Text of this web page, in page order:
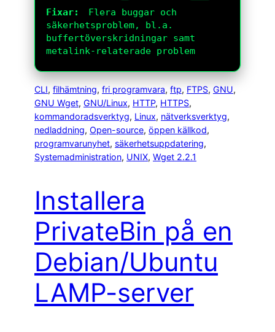
Fixar:
Flera buggar och
säkerhetsproblem, bl.a.
buffertöverskridningar samt
metalink-relaterade problem
CLI, filhämtning, fri programvara, ftp, FTPS, GNU
GNU Wget, GNU/Linux, HTTP, HTTPS
kommandoradsverktyg, Linux, nätverksverktyg
nedladdning, Open-source, öppen källkod
programvarunyhet, säkerhetsuppdatering
Systemadministration, UNIX, Wget 2.2.1
Installera
PrivateBin på en
Debian/Ubuntu
LAMP-server